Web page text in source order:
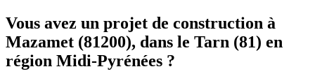
Vous avez un projet de construction à
Mazamet (81200), dans le Tarn (81) en
région Midi-Pyrénées ?